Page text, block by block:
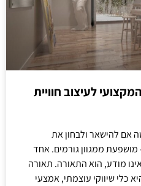
לעיצוב חוויית
אם להישאר ולבחון את
ממגוון גורמים. אחד
מודע, הוא התאורה. תאורה
כלי שיווקי עוצמתי, אמצעי